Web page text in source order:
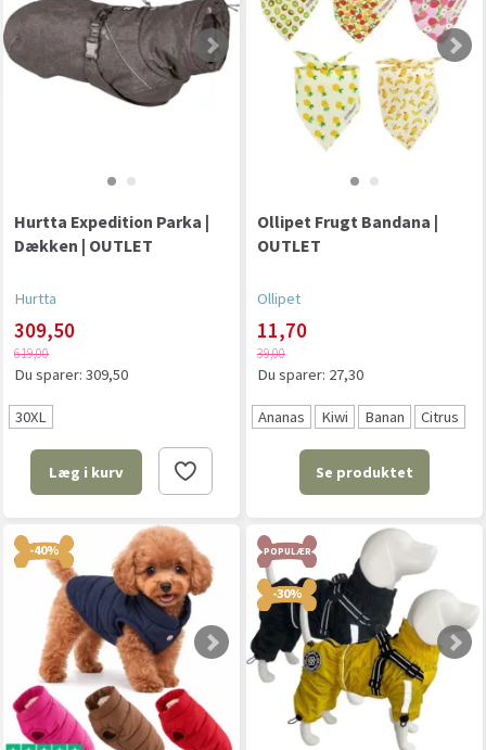
Hurtta Expedition Parka |
Dækken | OUTLET
Hurtta
309,50
619,00
Du sparer: 309,50
30XL
Læg i kurv
Ollipet Frugt Bandana |
OUTLET
Ollipet
11,70
39,00
Du sparer: 27,30
Ananas Kiwi Banan Citrus
Se produktet
-40% POPULÆR
-30%